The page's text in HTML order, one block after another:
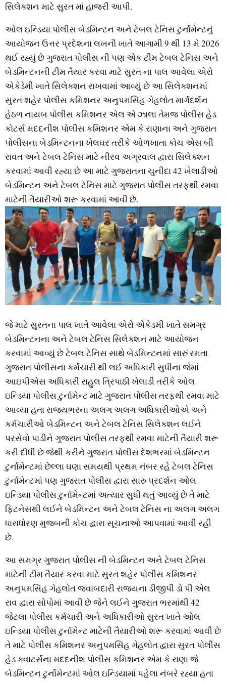
સિલેક્શન માટે સુરત માં હાજરી આપી.
ઓલ ઇન્ડિયા પોલીસ બેડમિન્ટન અને ટેબલ ટેનિસ ટુર્નામેન્ટનું
આયોજન ઉત્તર પ્રદેશના લખનૌ ખાતે આગામી 9 થી 13 મે 2026
થઈ રહ્યું છે ગુજરાત પોલીસ ની પણ એક ટીમ ટેબલ ટેનિસ અને
બેડમિન્ટનની ટીમ તૈયાર કરવા માટે સુરત ના પાલ આવેલા એરો
એકેડેમી ખાતે સિલેક્શન રાખવામાં આવ્યું છે આ સિલેક્શનમાં
સુરત શહેર પોલીસ કમિશનર અનુપમસિંહ ગેહલોત માર્ગદર્શન
હેઠળ નાયબ પોલીસ કમિશનર એલ એ ઝાલા તેમજ પોલીસ હેડ
કોટર્સ મદદનીશ પોલીસ કમિશનર એમ કે રાણાના અને ગુજરાત
પોલીસના બેડમિન્ટનના ખેલઘર તરીકે ઓળખાતા કોચ એસ બી
રાવત અને ટેબલ ટેનિસ માટે નીરવ અગ્રવાલ દ્વારા સિલેક્શન
કરવામાં આવી રહ્યા છે આ માટે ગુજરાતના ચુનીદા 42 ખેલાડીઓ
બેડમિન્ટન અને ટેબલ ટેનિસ માટે ગુજરાત પોલીસ તરફથી રમવા
માટેની તૈયારીઓ શરૂ કરવામાં આવી છે.
જે માટે સુરતના પાલ ખાતે આવેલા એરો એકેડમી ખાતે સમગ્ર
બેડમિન્ટનના અને ટેબલ ટેનિસ સિલેક્શન માટે આયોજન
કરવામાં આવ્યું છે ટેબલ ટેનિસ સાથે બેડમિન્ટનમાં સારું રમતા
ગુજરાત પોલીસના કર્મચારી થી લઈ અધિકારી સુધીના જેમાં
આઇપીએસ અધિકારી રાહુલ ત્રિપાઠી ખેલાડી તરીકે ઓલ
ઇન્ડિયા પોલીસ ટુર્નામેન્ટ માટે ગુજરાત પોલીસ તરફથી રમવા માટે
આવ્યા હતા રાજ્યભરના અલગ અલગ અધિકારીઓએ અને
કર્મચારીઓ બેડમિન્ટન અને ટેબલ ટેનિસ સિલેક્શન લઈને
પરસેવો પાડીને ગુજરાત પોલીસ તરફથી રમવા માટેની તૈયારી શરૂ
કરી દીધી છે જેથી કરીને ગુજરાત પોલીસ દેશભરમાં બેડમિન્ટન
ટુર્નામેન્ટમાં છેલ્લા ઘણા સમયથી પ્રથમ નંબર રહે ટેબલ ટેનિસ
ટુર્નામેન્ટમાં પણ ગુજરાત પોલીસ દ્વારા સારુ પ્રદર્શન ઓલ
ઇન્ડિયા પોલીસ ટુર્નામેન્ટમાં અત્યાર સુધી થતું આવ્યું છે તે માટે
ફિટનેસથી લઈને બેડમિન્ટન અને ટેબલ ટેનિસ ના અલગ અલગ
ધારાધોરણ મુજબની કોચ દ્વારા સૂચનાઓ આપવામાં આવી રહી
છે.
આ સમગ્ર ગુજરાત પોલીસ ની બેડમિન્ટન અને ટેબલ ટેનિસ
માટેની ટીમ તૈયાર કરવા માટે સુરત શહેર પોલીસ કમિશનર
અનુપમસિંહ ગેહલોત જવાબદારી રાજ્યના ડીજીપી ડો પી એલ
રાવ દ્વારા સોપોમાં આવી છે જેને લઈને ગુજરાત ભરમાંથી 42
જેટલા પોલીસ કર્મચારી અને અધિકારીઓ સુરત ખાતે ઓલ
ઇન્ડિયા પોલીસ ટુર્નામેન્ટ માટેની તૈયારીઓ શરૂ કરવામાં આવી છે
તે માટે પોલીસ કમિશનર અનુપમસિંહ ગેહલોત દ્વારા સુરત પોલીસ
હેડ ક્વાટર્સના મદદનીશ પોલીસ કમિશનર એમ કે રાણા જે
બેડમિન્ટન ટુર્નામેન્ટમાં ઓલ ઇન્ડિયામાં પહેલા નંબરે રહ્યા હતા